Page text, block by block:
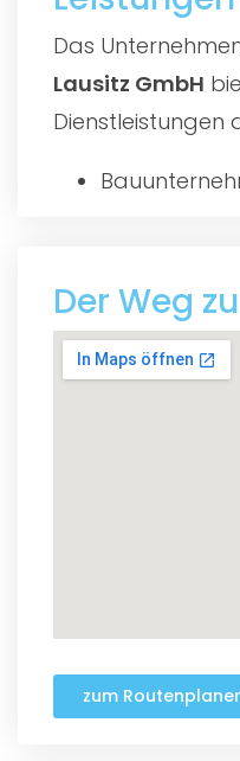
Das
Lausitz GmbH
Dienstleistungen
Der Weg
zum Routenplaner